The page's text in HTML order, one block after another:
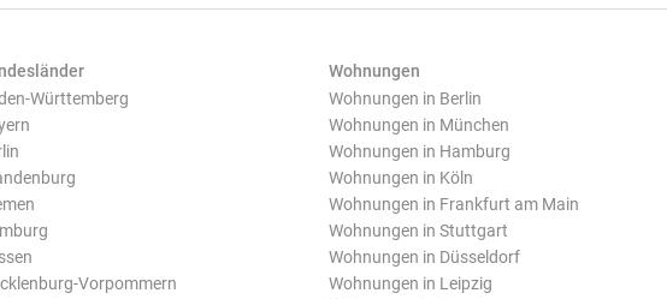
Württemberg
Vorpommern
Wohnungen
Wohnungen in Berlin
Wohnungen in München
Wohnungen in Hamburg
Wohnungen in Köln
Wohnungen in Frankfurt am Main
Wohnungen in Stuttgart
Wohnungen in Düsseldorf
Wohnungen in Leipzig